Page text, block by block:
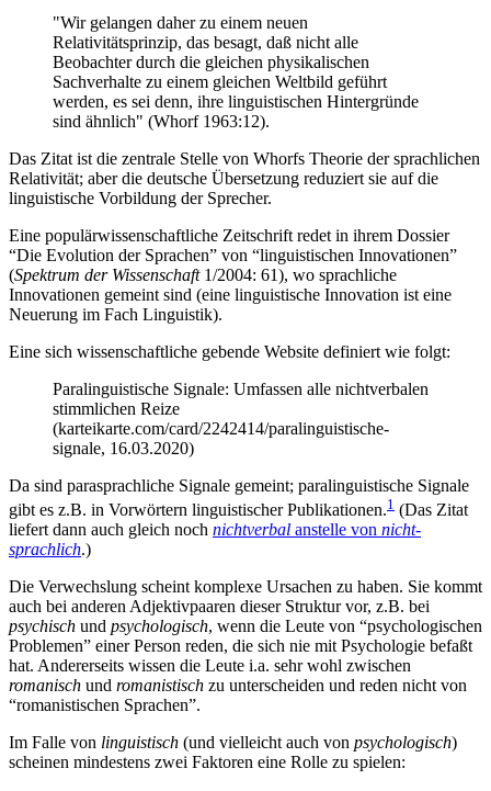
"Wir gelangen daher zu einem neuen
Relativitätsprinzip, das besagt, daß nicht alle
Beobachter durch die gleichen physikalischen
Sachverhalte zu einem gleichen Weltbild geführt
werden, es sei denn, ihre linguistischen Hintergründe
sind ähnlich" (Whorf 1963:12).
Das Zitat ist die zentrale Stelle von Whorfs Theorie der sprachlichen
Relativität; aber die deutsche Übersetzung reduziert sie auf die
linguistische Vorbildung der Sprecher.
Eine populärwissenschaftliche Zeitschrift redet in ihrem Dossier
“Die Evolution der Sprachen” von “linguistischen Innovationen”
(Spektrum der Wissenschaft1/2004: 61), wo sprachliche
Innovationen gemeint sind (eine linguistische Innovation ist eine
Neuerung im Fach Linguistik).
Eine sich wissenschaftliche gebende Website definiert wie folgt:
Paralinguistische Signale: Umfassen alle nichtverbalen
stimmlichen Reize
(karteikarte.com/card/2242414/paralinguistische-
signale, 16.03.2020)
Da sind parasprachliche Signale gemeint; paralinguistische Signale
gibt es z.B. in Vorwörtern linguistischer Publikationen.1 (Das Zitat
liefert dann auch gleich noch nichtverbal anstelle von nicht-
sprachlich.)
Die Verwechslung scheint komplexe Ursachen zu haben. Sie kommt
auch bei anderen Adjektivpaaren dieser Struktur vor, z.B. bei
psychisch und psychologisch, wenn die Leute von “psychologischen
Problemen” einer Person reden, die sich nie mit Psychologie befaßt
hat. Andererseits wissen die Leute i.a. sehr wohl zwischen
romanisch und romanistisch zu unterscheiden und reden nicht von
“romanistischen Sprachen”.
Im Falle von linguistisch (und vielleicht auch von psychologisch)
scheinen mindestens zwei Faktoren eine Rolle zu spielen: